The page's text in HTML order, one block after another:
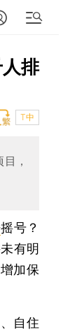
排
T中
，
摇号？
有明
加保
自住